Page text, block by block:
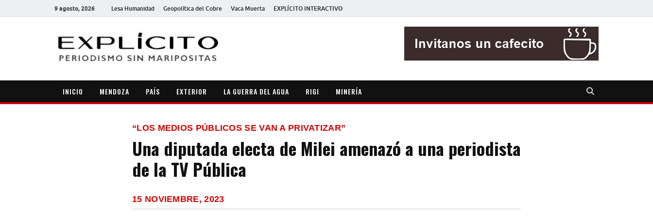
9 agosto, 2026 Lesa Humanidad Geopolítica del Cobre Vaca Muerta EXPLÍCITO INTERACTIVO
INICIO MENDOZA PAÍS EXTERIOR LA GUERRA DEL AGUA RIGI MINERÍA
“LOS MEDIOS PÚBLICOS SE VAN A PRIVATIZAR”
Una diputada electa de Milei amenazó a una periodista
de la TV Pública
15 NOVIEMBRE, 2023